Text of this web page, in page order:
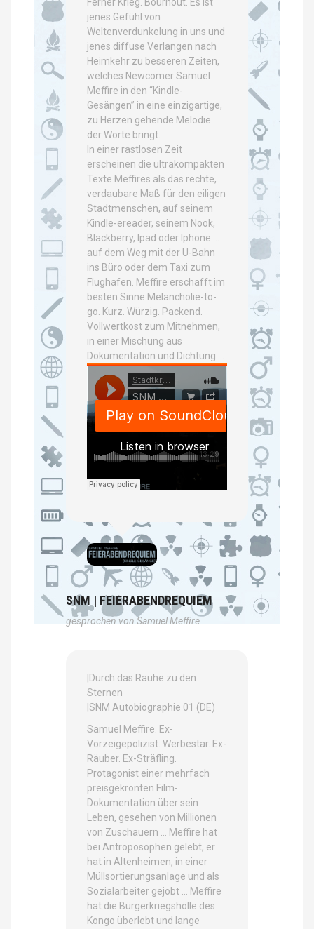
jenes Gefühl von
Weltenverdunkelung in uns und
jenes diffuse Verlangen nach
Heimkehr zu besseren Zeiten,
welches Newcomer Samuel
Meffire in den “Kindle-
Gesängen” in eine einzigartige,
zu Herzen gehende Melodie
der Worte bringt.
In einer rastlosen Zeit
erscheinen die ultrakompakten
Texte Meffires als das rechte,
verdaubare Maß für den eiligen
Stadtmenschen, auf seinem
Kindle-ereader, seinem Nook,
Blackberry, Ipad oder Iphone …
auf dem Weg mit der U-Bahn
ins Büro oder dem Taxi zum
Flughafen. Meffire erschafft im
besten Sinne Melancholie-to-
go. Kurz. Würzig. Packend.
Vollwertkost zum Mitnehmen,
in einer Mischung aus
Dokumentation und Dichtung …
SNM | FEIERABENDREQUIEM
gesprochen von Samuel Meffire
|Durch das Rauhe zu den
Sternen
|SNM Autobiographie 01 (DE)
Samuel Meffire. Ex-
Vorzeigepolizist. Werbestar. Ex-
Räuber. Ex-Sträfling.
Protagonist einer mehrfach
preisgekrönten Film-
Dokumentation über sein
Leben, gesehen von Millionen
von Zuschauern … Meffire hat
bei Antroposophen gelebt, er
hat in Altenheimen, in einer
Müllsortierungsanlage und als
Sozialarbeiter gejobt … Meffire
hat die Bürgerkriegshölle des
Kongo überlebt und lange